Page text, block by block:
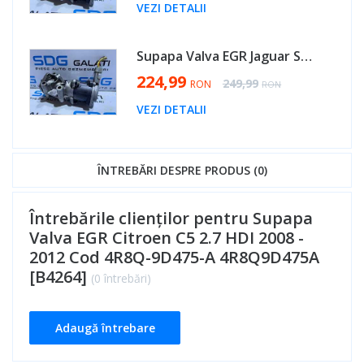
VEZI DETALII
Supapa Valva EGR Jaguar S-Type 2.7 D 2004 - 2007 Cod 4R8Q-9D475-A 4R8Q9D475A [B4264]
Special Price
224,99 RON Regular Price
249,99 RON
VEZI DETALII
ÎNTREBĂRI DESPRE PRODUS (0)
Întrebările clienților pentru Supapa
Valva EGR Citroen C5 2.7 HDI 2008 -
2012 Cod 4R8Q-9D475-A 4R8Q9D475A
[B4264] (0 întrebări)
Adaugă întrebare